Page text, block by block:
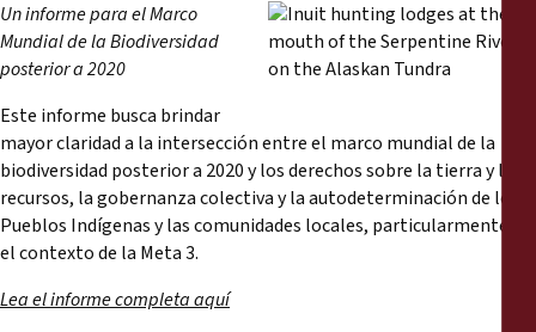
Press Room
News
Reports
Press Releases
Training Materials
Un informe para el Marco
Mundial de la Biodiversidad
posterior a 2020
Este informe busca brindar
mayor claridad a la intersección entre el marco mundial de la
biodiversidad posterior a 2020 y los derechos sobre la tierra y los
recursos, la gobernanza colectiva y la autodeterminación de los
Pueblos Indígenas y las comunidades locales, particularmente en
el contexto de la Meta 3.
Lea el informe completa aquí